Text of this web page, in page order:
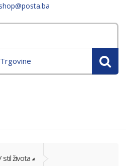
Trgovine
stil života